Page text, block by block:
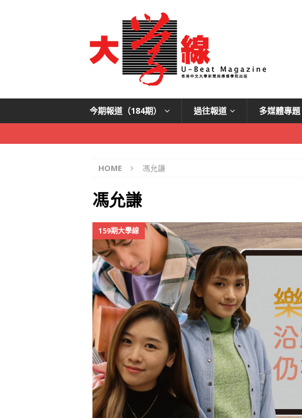
今期報道（184期） 過往報道 多媒體專題
HOME 馮允謙
馮允謙
159期大學線